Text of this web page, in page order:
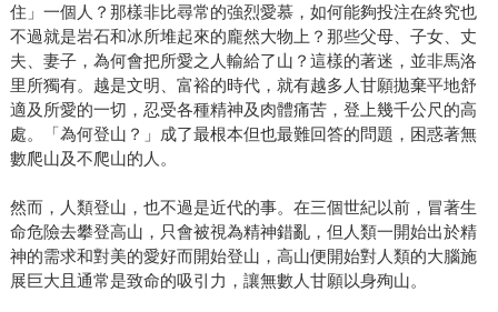
住」一個人？那樣非比尋常的強烈愛慕，如何能夠投注在終究也
不過就是岩石和冰所堆起來的龐然大物上？那些父母、子女、丈
夫、妻子，為何會把所愛之人輸給了山？這樣的著迷，並非馬洛
里所獨有。越是文明、富裕的時代，就有越多人甘願拋棄平地舒
適及所愛的一切，忍受各種精神及肉體痛苦，登上幾千公尺的高
處。「為何登山？」成了最根本但也最難回答的問題，困惑著無
數爬山及不爬山的人。
然而，人類登山，也不過是近代的事。在三個世紀以前，冒著生
命危險去攀登高山，只會被視為精神錯亂，但人類一開始出於精
神的需求和對美的愛好而開始登山，高山便開始對人類的大腦施
展巨大且通常是致命的吸引力，讓無數人甘願以身殉山。